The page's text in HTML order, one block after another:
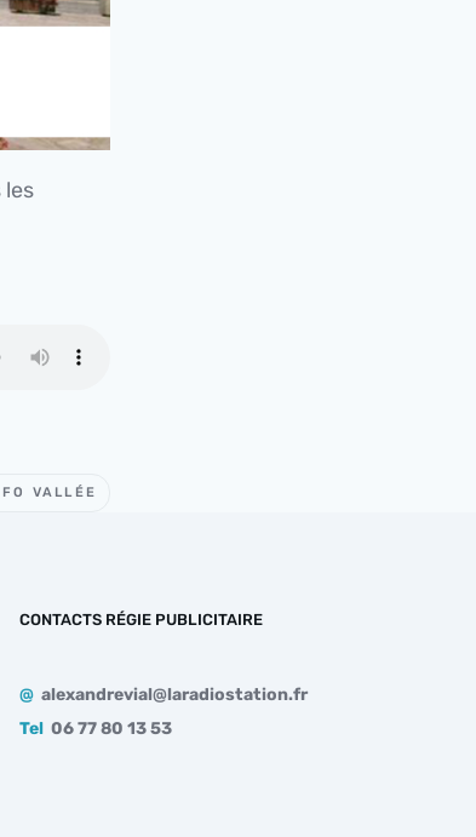
les
VALLÉE
CONTACTS RÉGIE PUBLICITAIRE
@ alexandrevial@laradiostation.fr
Tel 06 77 80 13 53